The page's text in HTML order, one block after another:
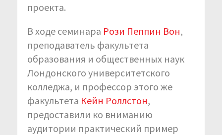
проекта.
В ходе семинара Рози Пеппин Вон,
преподаватель факультета
образования и общественных наук
Лондонского университетского
колледжа, и профессор этого же
факультета Кейн Роллстон,
предоставили ко вниманию
аудитории практический пример